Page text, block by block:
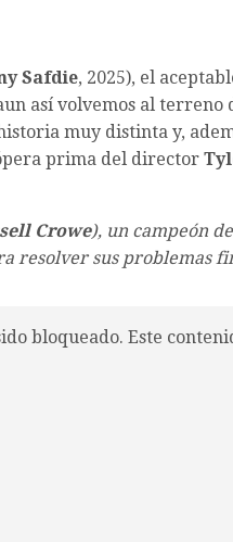
Safdie, 2025), el
así volvemos al terreno
muy distinta y,
prima del director
Crowe), un campeón de
resolver sus problemas
bloqueado. Este